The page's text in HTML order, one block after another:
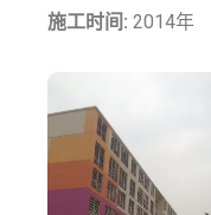
施工时间: 2014年